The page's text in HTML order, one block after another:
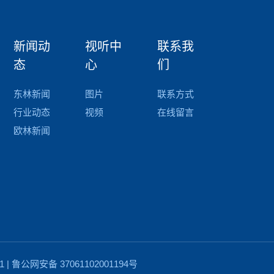
新闻动
态
东林新闻
行业动态
欧林新闻
视听中
心
图片
视频
联系我
们
联系方式
在线留言
| 鲁公网安备 37061102001194号